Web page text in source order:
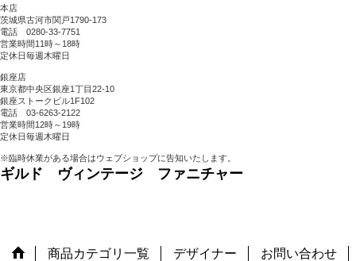
本店
茨城県古河市関戸1790-173
電話 0280-33-7751
営業時間11時～18時
定休日毎週木曜日
銀座店
東京都中央区銀座1丁目22-10
銀座ストークビル1F102
電話 03-6263-2122
営業時間12時～19時
定休日毎週木曜日
※臨時休業がある場合はウェブショップに告知いたします。
ギルド ヴィンテージ ファニチャー
商品カテゴリ一覧 デザイナー お問い合わせ